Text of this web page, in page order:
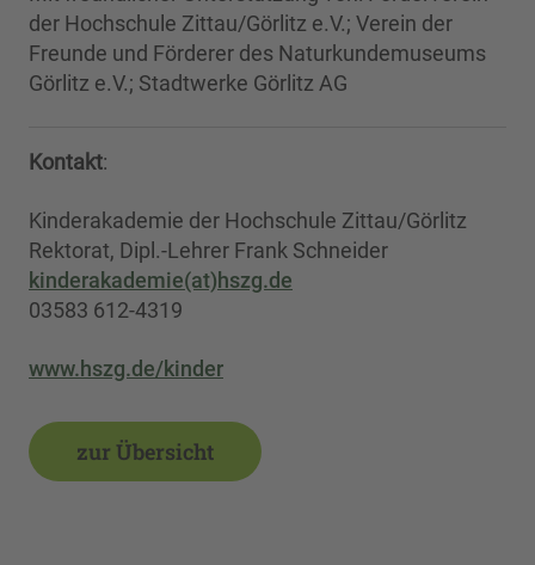
der Hochschule Zittau/Görlitz e.V.; Verein der
Freunde und Förderer des Naturkundemuseums
Görlitz e.V.; Stadtwerke Görlitz AG
Kontakt:
Kinderakademie der Hochschule Zittau/Görlitz
Rektorat, Dipl.-Lehrer Frank Schneider
kinderakademie(at)hszg.de
03583 612-4319
www.hszg.de/kinder
zur Übersicht